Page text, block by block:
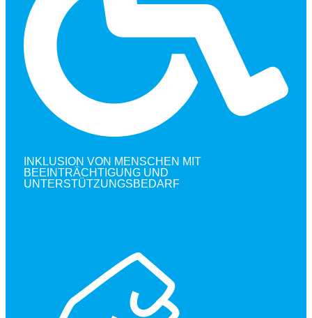
INKLUSION VON MENSCHEN MIT
BEEINTRÄCHTIGUNG UND
UNTERSTÜTZUNGSBEDARF